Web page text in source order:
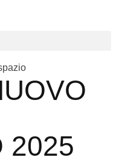
2025